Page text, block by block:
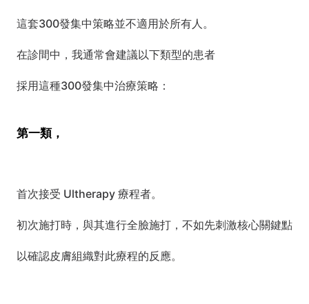
這套300發集中策略並不適用於所有人。
在診間中，我通常會建議以下類型的患者
採用這種300發集中治療策略：
第一類，
首次接受 Ultherapy 療程者。
初次施打時，與其進行全臉施打，不如先刺激核心關鍵點
以確認皮膚組織對此療程的反應。